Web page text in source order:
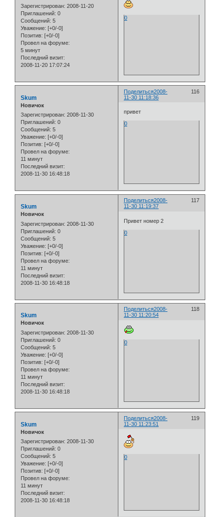
Зарегистрирован: 2008-11-20
Приглашений: 0
Сообщений: 5
Уважение: [+0/-0]
Позитив: [+0/-0]
Провел на форуме:
5 минут
Последний визит:
2008-11-20 17:07:24
0
Поделиться 116
2008-
11-30 11:18:36
Skum
Новичок
Зарегистрирован: 2008-11-30
Приглашений: 0
Сообщений: 5
Уважение: [+0/-0]
Позитив: [+0/-0]
Провел на форуме:
11 минут
Последний визит:
2008-11-30 16:48:18
привет
0
Поделиться 117
2008-
11-30 11:19:37
Skum
Новичок
Зарегистрирован: 2008-11-30
Приглашений: 0
Сообщений: 5
Уважение: [+0/-0]
Позитив: [+0/-0]
Провел на форуме:
11 минут
Последний визит:
2008-11-30 16:48:18
Привет номер 2
0
Поделиться 118
2008-
11-30 11:20:54
Skum
Новичок
Зарегистрирован: 2008-11-30
Приглашений: 0
Сообщений: 5
Уважение: [+0/-0]
Позитив: [+0/-0]
Провел на форуме:
11 минут
Последний визит:
2008-11-30 16:48:18
0
Поделиться 119
2008-
11-30 11:23:51
Skum
Новичок
Зарегистрирован: 2008-11-30
Приглашений: 0
Сообщений: 5
Уважение: [+0/-0]
Позитив: [+0/-0]
Провел на форуме:
11 минут
Последний визит:
2008-11-30 16:48:18
0